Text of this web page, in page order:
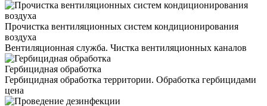
Прочистка вентиляционных систем кондиционирования
воздуха
Вентиляционная служба. Чистка вентиляционных каналов
Гербицидная обработка
Гербицидная обработка территории. Обработка гербицидами
цена